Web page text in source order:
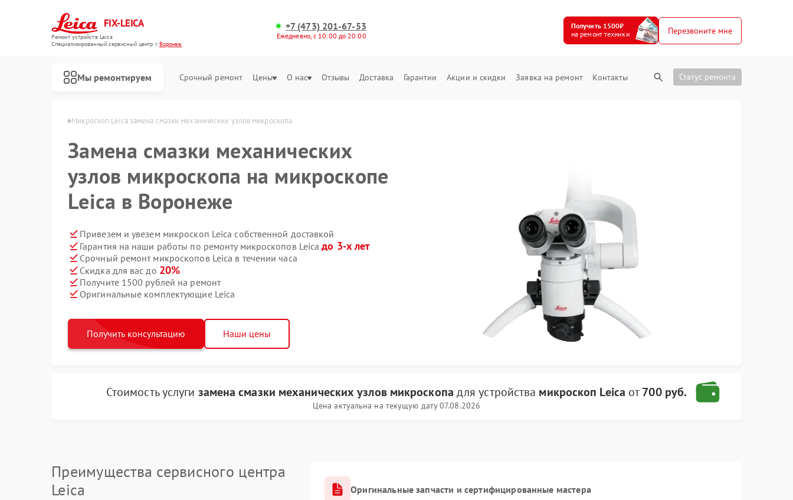
FIX-LEICA
Ремонт устройств Leica
Специализированный cервисный центр г.Воронеж
+7 (473) 201-67-53
Ежедневно, с 10:00 до 20:00
Получить 1500₽
на ремонт техники
Перезвоните мне
Мы ремонтируем Срочный ремонт Цены О нас Отзывы Доставка Гарантии Акции и скидки Заявка на ремонт Контакты Статус ремонта
Leica в Воронеже Микроскоп Leica замена смазки механических узлов микроскопа
Замена смазки механических
узлов микроскопа на микроскопе
Leica в Воронеже
Привезем и увезем микроскоп Leica собственной доставкой
Гарантия на наши работы по ремонту микроскопов Leicaдо 3-х лет
Срочный ремонт микроскопов Leica в течении часа
Скидка для вас до 20%
Получите 1500 рублей на ремонт
Оригинальные комплектующие Leica
Получить консультацию Наши цены
Стоимость услуги замена смазки механических узлов микроскопа для устройства микроскоп Leica от700 руб.
Цена актуальна на текущую дату 07.08.2026
Преимущества сервисного центра
Leica
Оригинальные запчасти и сертифицированные мастера